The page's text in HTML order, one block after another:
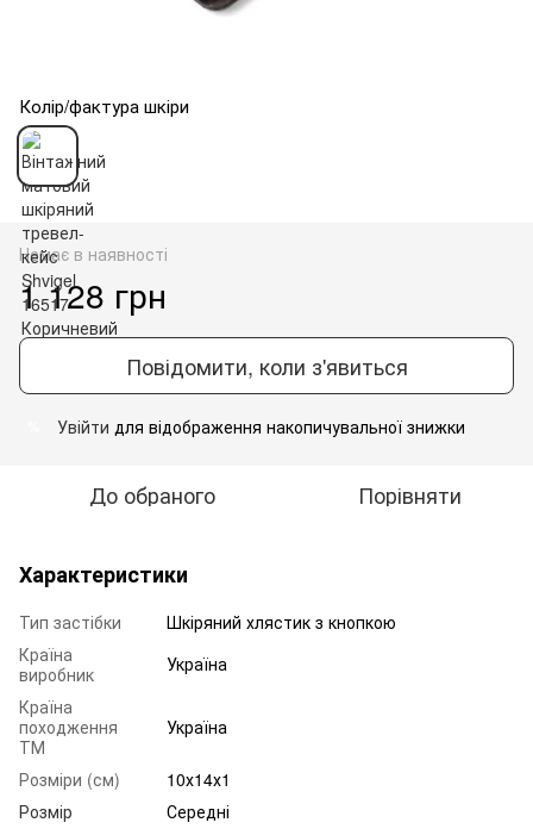
Колір/фактура шкіри
Немає в наявності
1 128 грн
Повідомити, коли з'явиться
Увійти для відображення накопичувальної знижки
До обраного Порівняти
Характеристики
Тип застібки
Шкіряний хлястик з кнопкою
Країна
виробник
Україна
Країна
походження
ТМ
Україна
Розміри (см)
10х14х1
Розмір
Середні